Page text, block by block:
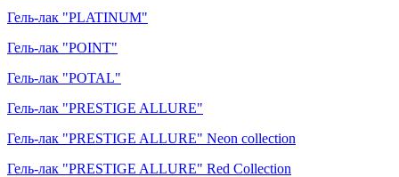
Гель-лак "PLATINUM"
Гель-лак "POINT"
Гель-лак "POTAL"
Гель-лак "PRESTIGE ALLURE"
Гель-лак "PRESTIGE ALLURE" Neon collection
Гель-лак "PRESTIGE ALLURE" Red Collection